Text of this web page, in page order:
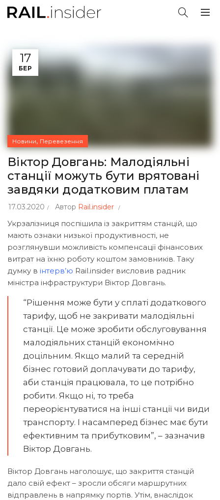
17
БЕР
Новини, Перевезення
Віктор Довгань: Малодіяльні
станції можуть бути врятовані
завдяки додатковим платам
17.03.2020 Автор Rail.insider
Укрзалізниця поспішила із закриттям станцій, що
мають ознаки низької продуктивності, не
розглянувши можливість компенсації фінансових
витрат на їхню роботу коштом замовників. Таку
думку в інтерв’ю Rail.insider висловив радник
міністра інфраструктури Віктор Довгань.
“Рішення може бути у сплаті додаткового
тарифу, щоб не закривати малодіяльні
станції. Це може зробити обслуговування
малодіяльних станцій економічно
доцільним. Якщо малий та середній
бізнес готовий доплачувати до тарифу,
аби станція працювала, то це потрібно
робити. Якщо ні, то треба
переорієнтуватися на інші станції чи види
транспорту. І насамперед бізнес має бути
ефективним та прибутковим”, – зазначив
Віктор Довгань.
Віктор Довгань наголошує, що закриття станцій
дало свій ефект – зросли обсяги маршрутних
відправлень в напрямку портів. Утім, внаслідок